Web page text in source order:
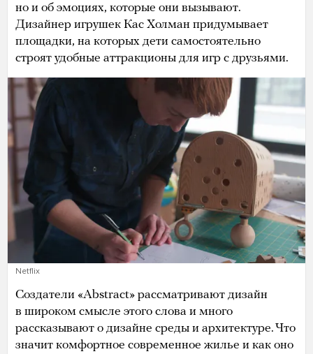
но и об эмоциях, которые они вызывают.
Дизайнер игрушек Кас Холман придумывает
площадки, на которых дети самостоятельно
строят удобные аттракционы для игр с друзьями.
Netflix
Создатели «Abstract» рассматривают дизайн
в широком смысле этого слова и много
рассказывают о дизайне среды и архитектуре. Что
значит комфортное современное жилье и как оно